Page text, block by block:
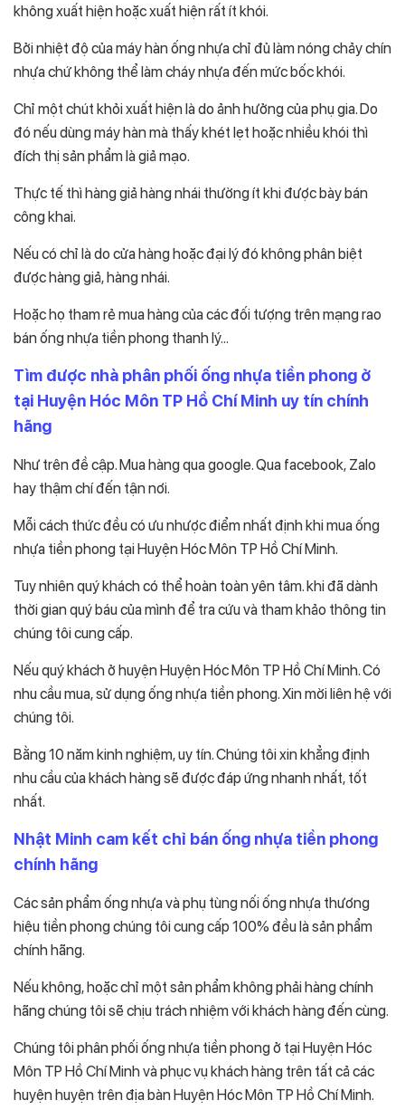
không xuất hiện hoặc xuất hiện rất ít khói.
Bởi nhiệt độ của máy hàn ống nhựa chỉ đủ làm nóng chảy chín
nhựa chứ không thể làm cháy nhựa đến mức bốc khói.
Chỉ một chút khỏi xuất hiện là do ảnh hưởng của phụ gia. Do
đó nếu dùng máy hàn mà thấy khét lẹt hoặc nhiều khói thì
đích thị sản phẩm là giả mạo.
Thực tế thì hàng giả hàng nhái thường ít khi được bày bán
công khai.
Nếu có chỉ là do cửa hàng hoặc đại lý đó không phân biệt
được hàng giả, hàng nhái.
Hoặc họ tham rẻ mua hàng của các đối tượng trên mạng rao
bán ống nhựa tiền phong thanh lý…
Tìm được nhà phân phối ống nhựa tiền phong ở
tại Huyện Hóc Môn TP Hồ Chí Minh uy tín chính
hãng
Như trên đề cập. Mua hàng qua google. Qua facebook, Zalo
hay thậm chí đến tận nơi.
Mỗi cách thức đều có ưu nhược điểm nhất định khi mua ống
nhựa tiền phong tại Huyện Hóc Môn TP Hồ Chí Minh.
Tuy nhiên quý khách có thể hoàn toàn yên tâm. khi đã dành
thời gian quý báu của mình để tra cứu và tham khảo thông tin
chúng tôi cung cấp.
Nếu quý khách ở huyện Huyện Hóc Môn TP Hồ Chí Minh. Có
nhu cầu mua, sử dụng ống nhựa tiền phong. Xin mời liên hệ với
chúng tôi.
Bằng 10 năm kinh nghiệm, uy tín. Chúng tôi xin khẳng định
nhu cầu của khách hàng sẽ được đáp ứng nhanh nhất, tốt
nhất.
Nhật Minh cam kết chỉ bán ống nhựa tiền phong
chính hãng
Các sản phẩm ống nhựa và phụ tùng nối ống nhựa thương
hiệu tiền phong chúng tôi cung cấp 100% đều là sản phẩm
chính hãng.
Nếu không, hoặc chỉ một sản phẩm không phải hàng chính
hãng chúng tôi sẽ chịu trách nhiệm với khách hàng đến cùng.
Chúng tôi phân phối ống nhựa tiền phong ở tại Huyện Hóc
Môn TP Hồ Chí Minh và phục vụ khách hàng trên tất cả các
huyện huyện trên địa bàn Huyện Hóc Môn TP Hồ Chí Minh.